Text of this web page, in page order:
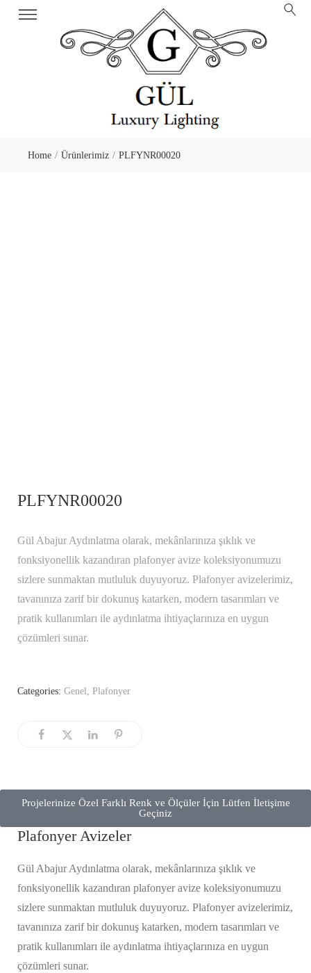
Home / Ürünlerimiz / PLFYNR00020
PLFYNR00020
Gül Abajur Aydınlatma olarak, mekânlarınıza şıklık ve
fonksiyonellik kazandıran plafonyer avize koleksiyonumuzu
sizlere sunmaktan mutluluk duyuyoruz. Plafonyer avizelerimiz,
tavanınıza zarif bir dokunuş katarken, modern tasarımları ve
pratik kullanımları ile aydınlatma ihtiyaçlarınıza en uygun
çözümleri sunar.
Categories: Genel , Plafonyer
Projelerinize Özel Farklı Renk ve Ölçüler İçin Lütfen İletişime
Geçiniz
Plafonyer Avizeler
Gül Abajur Aydınlatma olarak, mekânlarınıza şıklık ve
fonksiyonellik kazandıran plafonyer avize koleksiyonumuzu
sizlere sunmaktan mutluluk duyuyoruz. Plafonyer avizelerimiz,
tavanınıza zarif bir dokunuş katarken, modern tasarımları ve
pratik kullanımları ile aydınlatma ihtiyaçlarınıza en uygun
çözümleri sunar.